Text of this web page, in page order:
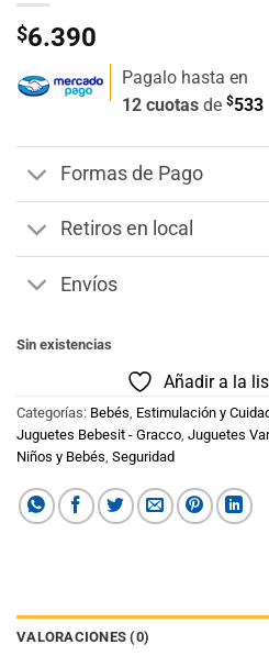
$6.390
Pagalo hasta en
12 cuotas de $533
Formas de Pago
Retiros en local
Envíos
Sin existencias
Añadir a la
Categorías: Bebés, Estimulación y
Juguetes Bebesit - Gracco, Juguetes
Niños y Bebés, Seguridad
VALORACIONES (0)